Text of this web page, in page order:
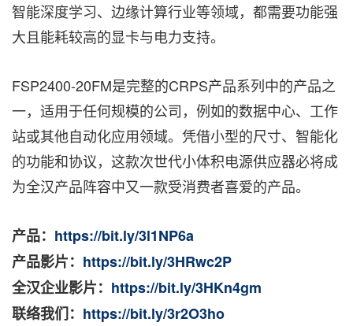
智能深度学习、边缘计算行业等领域，都需要功能强
大且能耗较高的显卡与电力支持。
FSP2400-20FM是完整的CRPS产品系列中的产品之
一，适用于任何规模的公司，例如的数据中心、工作
站或其他自动化应用领域。凭借小型的尺寸、智能化
的功能和协议，这款次世代小体积电源供应器必将成
为全汉产品阵容中又一款受消费者喜爱的产品。
产品： https://bit.ly/3l1NP6a
产品影片： https://bit.ly/3HRwc2P
全汉企业影片： https://bit.ly/3HKn4gm
联络我们： https://bit.ly/3r2O3ho